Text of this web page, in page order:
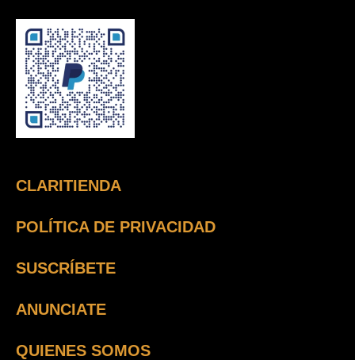
CLARITIENDA
POLÍTICA DE PRIVACIDAD
SUSCRÍBETE
ANUNCIATE
QUIENES SOMOS